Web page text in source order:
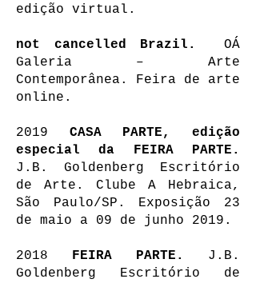
edição virtual.
not cancelled Brazil.
OÁ
Galeria – Arte
Contemporânea. Feira de arte
online.
2019 CASA PARTE, edição
especial da FEIRA PARTE.
J.B. Goldenberg Escritório
de Arte. Clube A Hebraica,
São Paulo/SP. Exposição 23
de maio a 09 de junho 2019.
2018 FEIRA PARTE. J.B.
Goldenberg Escritório de